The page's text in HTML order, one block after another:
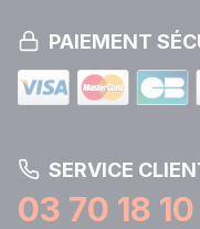
PAIEMENT
SERVICE
03 70 18